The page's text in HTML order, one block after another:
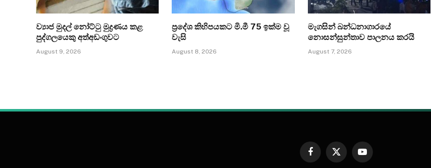
ව්‍යාජ මුදල් නෝට්ටු මුද්‍රණය කළ
පුද්ගලයෙකු අත්අඩංගුවට
August 9, 2026
ප්‍රදේශ කිහිපයකට මි.මී 75 ඉක්ම වූ
වැසි
August 8, 2026
මැගසින් බන්ධනාගාරයේ
නොසන්සුන්තාව පාලනය කරයි
August 7, 2026
Facebook
X
YouTube